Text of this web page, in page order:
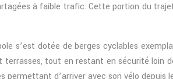
à faible trafic. Cette portion du
s’est dotée de berges cyclables
tout en restant en sécurité loin
permettant d’arriver avec son vélo depuis